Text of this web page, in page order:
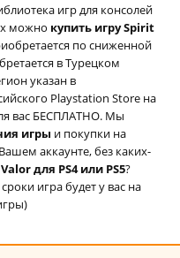
игр для консолей
можно купить игру Spirit
по сниженной
в Турецком
указан в
Playstation Store на
вас БЕСПЛАТНО. Мы
игры и покупки на
аккаунте, без каких-
для PS4 или PS5?
игра будет у вас на